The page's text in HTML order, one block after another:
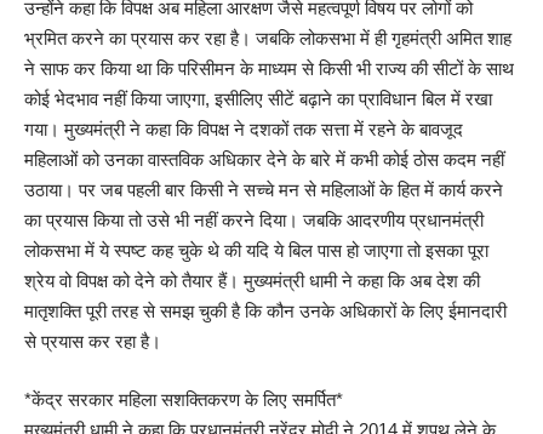
उन्होंने कहा कि विपक्ष अब महिला आरक्षण जैसे महत्वपूर्ण विषय पर लोगों को
भ्रमित करने का प्रयास कर रहा है। जबकि लोकसभा में ही गृहमंत्री अमित शाह
ने साफ कर किया था कि परिसीमन के माध्यम से किसी भी राज्य की सीटों के साथ
कोई भेदभाव नहीं किया जाएगा, इसीलिए सीटें बढ़ाने का प्राविधान बिल में रखा
गया। मुख्यमंत्री ने कहा कि विपक्ष ने दशकों तक सत्ता में रहने के बावजूद
महिलाओं को उनका वास्तविक अधिकार देने के बारे में कभी कोई ठोस कदम नहीं
उठाया। पर जब पहली बार किसी ने सच्चे मन से महिलाओं के हित में कार्य करने
का प्रयास किया तो उसे भी नहीं करने दिया। जबकि आदरणीय प्रधानमंत्री
लोकसभा में ये स्पष्ट कह चुके थे की यदि ये बिल पास हो जाएगा तो इसका पूरा
श्रेय वो विपक्ष को देने को तैयार हैं। मुख्यमंत्री धामी ने कहा कि अब देश की
मातृशक्ति पूरी तरह से समझ चुकी है कि कौन उनके अधिकारों के लिए ईमानदारी
से प्रयास कर रहा है।
*केंद्र सरकार महिला सशक्तिकरण के लिए समर्पित*
मुख्यमंत्री धामी ने कहा कि प्रधानमंत्री नरेंद्र मोदी ने 2014 में शपथ लेने के